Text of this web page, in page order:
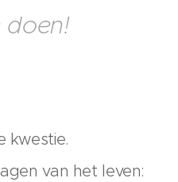
doen!
kwestie.
van het leven: